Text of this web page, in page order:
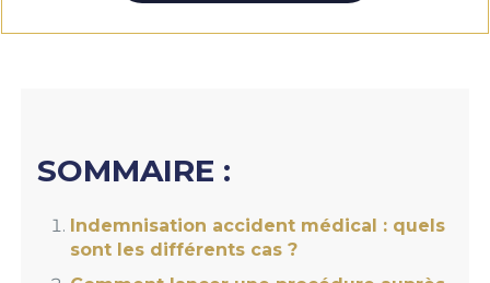
SOMMAIRE :
Indemnisation accident médical : quels
sont les différents cas ?